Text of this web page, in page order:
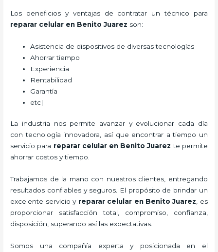
Los beneficios y ventajas de contratar un técnico para
reparar celular en Benito Juarez son:
Asistencia de dispositivos de diversas tecnologías
Ahorrar tiempo
Experiencia
Rentabilidad
Garantía
etc|
La industria nos permite avanzar y evolucionar cada día
con tecnología innovadora, así que encontrar a tiempo un
servicio para reparar celularen Benito Juarez te permite
ahorrar costos y tiempo.
Trabajamos de la mano con nuestros clientes, entregando
resultados confiables y seguros. El propósito de brindar un
excelente servicio y reparar celular en Benito Juarez , es
proporcionar satisfacción total, compromiso, confianza,
disposición, superando así las expectativas.
Somos una compañía experta y posicionada en el